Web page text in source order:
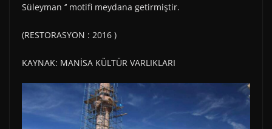
Süleyman ‘’ motifi meydana getirmiştir.
(RESTORASYON : 2016 )
KAYNAK: MANİSA KÜLTÜR VARLIKLARI